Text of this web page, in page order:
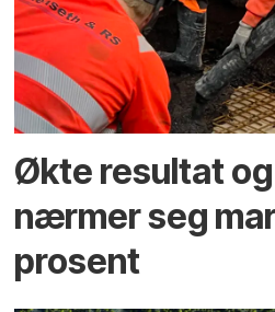
Økte resultat
nærmer seg
prosent